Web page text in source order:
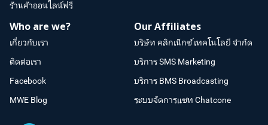
ร้านค้าออนไลน์ฟรี
Who are we?
เกี่ยวกับเรา
ติดต่อเรา
Facebook
MWE Blog
Our Affiliates
บริษัท คลิกเน็กซ์ เทคโนโลยี จำกัด
บริการ SMS Marketing
บริการ BMS Broadcasting
ระบบจัดการแชท Chatcone